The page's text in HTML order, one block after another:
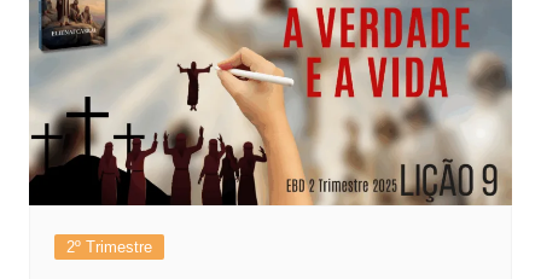
2º Trimestre